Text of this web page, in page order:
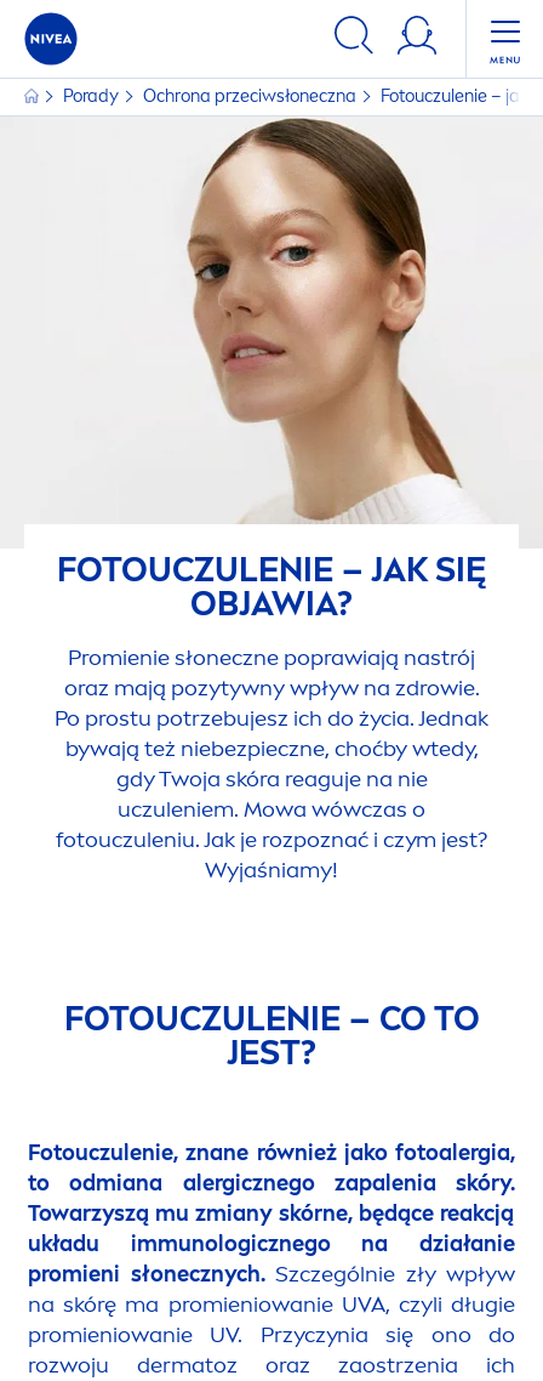
Porady Ochrona przeciwsłoneczna Fotouczulenie – jak
FOTOUCZULENIE – JAK SIĘ
OBJAWIA?
Promienie słoneczne poprawiają nastrój
oraz mają pozytywny wpływ na zdrowie.
Po prostu potrzebujesz ich do życia. Jednak
bywają też niebezpieczne, choćby wtedy,
gdy Twoja skóra reaguje na nie
uczuleniem. Mowa wówczas o
fotouczuleniu. Jak je rozpoznać i czym jest?
Wyjaśniamy!
FOTOUCZULENIE – CO TO
JEST?
Fotouczulenie, znane również jako fotoalergia,
to odmiana alergicznego zapalenia skóry.
Towarzyszą mu zmiany skórne, będące reakcją
układu immunologicznego na działanie
promieni słonecznych.Szczególnie zły wpływ
na skórę ma promieniowanie UVA, czyli długie
promieniowanie UV. Przyczynia się ono do
rozwoju dermatoz oraz zaostrzenia ich